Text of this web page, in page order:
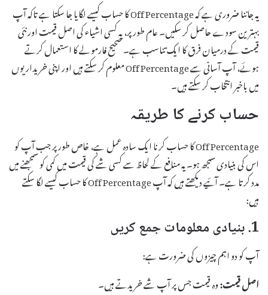
یہ جاننا ضروری ہے کہ Off Percentage کا حساب کیسے لگایا جا سکتا ہے تاکہ آپ
بہترین سودے حاصل کر سکیں۔ عام طور پر، یہ کسی اشیاء کی اصل قیمت اور نئی
قیمت کے درمیان فرق کا ایک تناسب ہے۔ صحیح فارمولے کا استعمال کرتے
ہوئے، آپ آسانی سے Off Percentage معلوم کر سکتے ہیں اور اپنی خریداریوں
میں باخبر انتخاب کر سکتے ہیں۔
حساب کرنے کا طریقہ
Off Percentage کا حساب کرنا ایک سادہ عمل ہے، خاص طور پر جب آپ کو
اس کی بنیادی سمجھ ہو۔ یہ منافع کے لحاظ سے کسی شے کی قیمت میں کمی کو سمجھنے میں
مدد کرتا ہے۔ آئیے دیکھتے ہیں کہ آپ Off Percentage کا حساب کیسے لگا سکتے
ہیں:
1. بنیادی معلومات جمع کریں
آپ کو دو اہم چیزوں کی ضرورت ہے:
اصل قیمت:وہ قیمت جس پر آپ شے خریدتے ہیں۔